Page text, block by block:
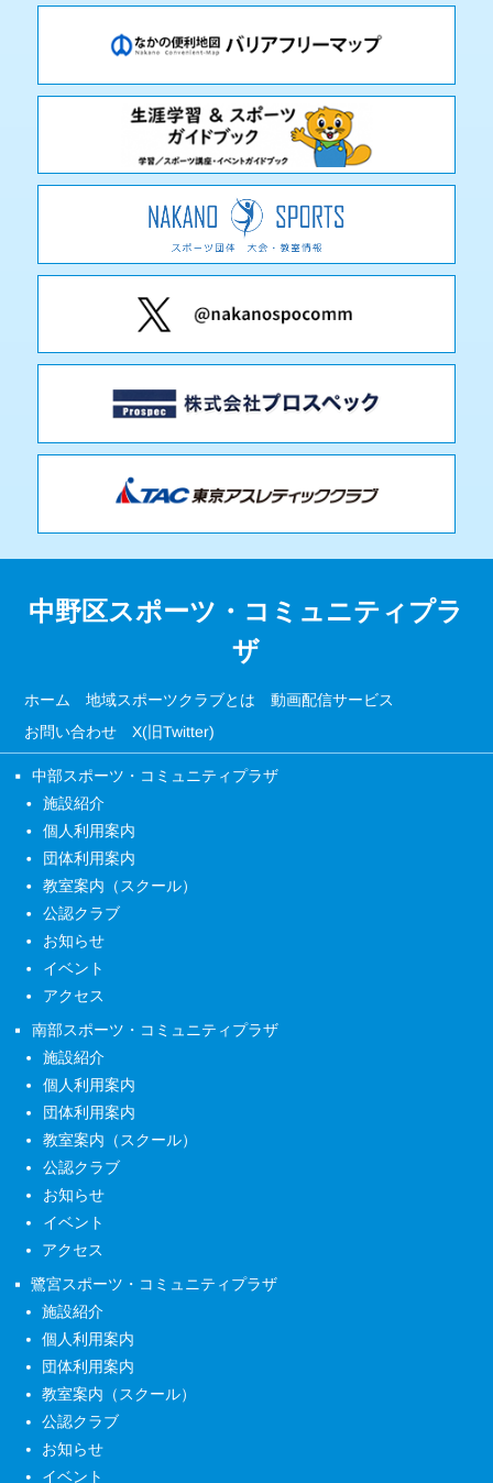
中野区スポーツ・コミュニティプラ
ザ
ホーム 地域スポーツクラブとは 動画配信サービス
お問い合わせ X(旧Twitter)
中部スポーツ・コミュニティプラザ
施設紹介
個人利用案内
団体利用案内
教室案内（スクール）
公認クラブ
お知らせ
イベント
アクセス
南部スポーツ・コミュニティプラザ
施設紹介
個人利用案内
団体利用案内
教室案内（スクール）
公認クラブ
お知らせ
イベント
アクセス
鷺宮スポーツ・コミュニティプラザ
施設紹介
個人利用案内
団体利用案内
教室案内（スクール）
公認クラブ
お知らせ
イベント